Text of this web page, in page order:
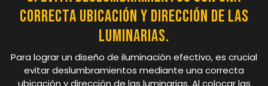
correcta ubicación y dirección de las
luminarias.
Para lograr un diseño de iluminación efectivo, es crucial
evitar deslumbramientos mediante una correcta
ubicación y dirección de las luminarias. Al colocar las